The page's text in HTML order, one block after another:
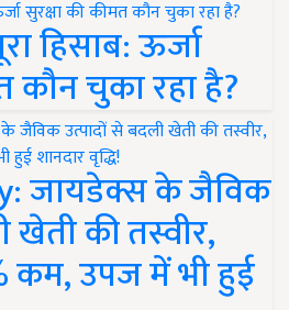
हिसाब: ऊर्जा
कौन चुका रहा है?
जायडेक्स के जैविक
खेती की तस्वीर,
कम, उपज में भी हुई